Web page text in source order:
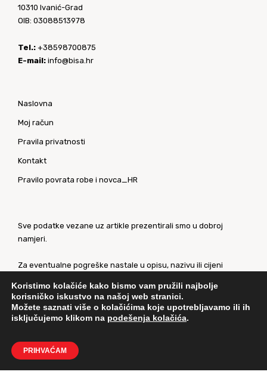
10310 Ivanić-Grad
OIB: 03088513978
Tel.: +38598700875
E-mail: info@bisa.hr
Naslovna
Moj račun
Pravila privatnosti
Kontakt
Pravilo povrata robe i novca_HR
Sve podatke vezane uz artikle prezentirali smo u dobroj
namjeri.
Za eventualne pogreške nastale u opisu, nazivu ili cijeni
ilustrativne prirode te ne moraju u potpunosti odgovarati
artiklima.
našeg kontaktnog obrasca
Koristimo kolačiće kako bismo vam pružili najbolje
korisničko iskustvo na našoj web stranici.
Možete saznati više o kolačićima koje upotrebljavamo ili ih
isključujemo klikom na podešenja kolačića.
PRIHVAĆAM